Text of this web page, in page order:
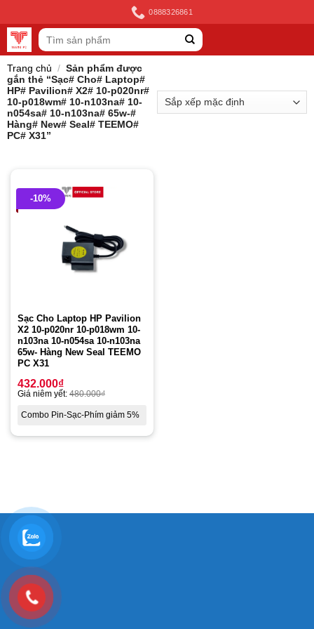
to
content
0888326861
Tìm
kiếm:
Trang chủ / Sản phẩm được
gắn thẻ “Sạc# Cho# Laptop#
HP# Pavilion# X2# 10-p020nr#
10-p018wm# 10-n103na# 10-
n054sa# 10-n103na# 65w-#
Hàng# New# Seal# TEEMO#
PC# X31”
-10%
Sạc Cho Laptop HP Pavilion
X2 10-p020nr 10-p018wm 10-
n103na 10-n054sa 10-n103na
65w- Hàng New Seal TEEMO
PC X31
432.000₫
Giá niêm yết: 480.000₫
Combo Pin-Sạc-Phím giảm 5%